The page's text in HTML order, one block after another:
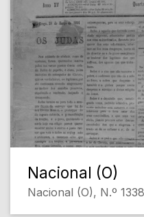
Nacional (O)
Nacional (O), N.º